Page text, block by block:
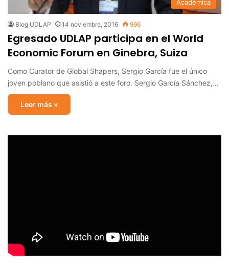
Académica
Blog UDLAP 14 noviembre, 2016 996
Egresado UDLAP participa en el World
Economic Forum en Ginebra, Suiza
Como Curator de Global Shapers, Sergio García fue el único
joven poblano que asistió a este foro. Sergio García Sánchez,…
Leer más »